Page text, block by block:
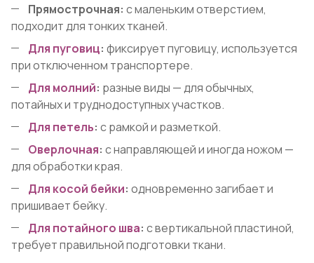
Прямострочная: с маленьким отверстием,
подходит для тонких тканей.
Для пуговиц: фиксирует пуговицу, используется
при отключенном транспортере.
Для молний: разные виды — для обычных,
потайных и труднодоступных участков.
Для петель: с рамкой и разметкой.
Оверлочная: с направляющей и иногда ножом —
для обработки края.
Для косой бейки: одновременно загибает и
пришивает бейку.
Для потайного шва: с вертикальной пластиной,
требует правильной подготовки ткани.